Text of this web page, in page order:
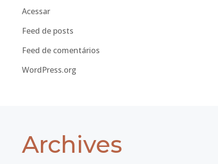
Acessar
Feed de posts
Feed de comentários
WordPress.org
Archives